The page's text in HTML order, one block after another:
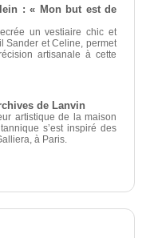
: « Mon but est de
un vestiaire chic et
Sander et Celine, permet
artisanale à cette
de Lanvin
artistique de la maison
s’est inspiré des
à Paris.